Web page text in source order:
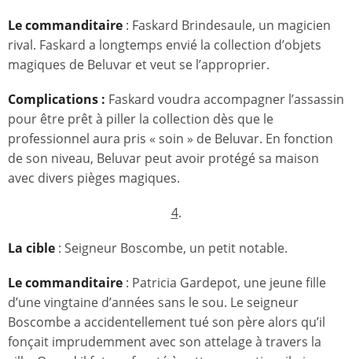
Le commanditaire : Faskard Brindesaule, un magicien
rival. Faskard a longtemps envié la collection d’objets
magiques de Beluvar et veut se l’approprier.
Complications : Faskard voudra accompagner l’assassin
pour être prêt à piller la collection dès que le
professionnel aura pris « soin » de Beluvar. En fonction
de son niveau, Beluvar peut avoir protégé sa maison
avec divers pièges magiques.
4.
La cible : Seigneur Boscombe, un petit notable.
Le commanditaire : Patricia Gardepot, une jeune fille
d’une vingtaine d’années sans le sou. Le seigneur
Boscombe a accidentellement tué son père alors qu’il
fonçait imprudemment avec son attelage à travers la